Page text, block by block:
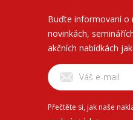
Buďte informovaní o
novinkách,
akčních nabídkách
Přečtěte si, jak naše